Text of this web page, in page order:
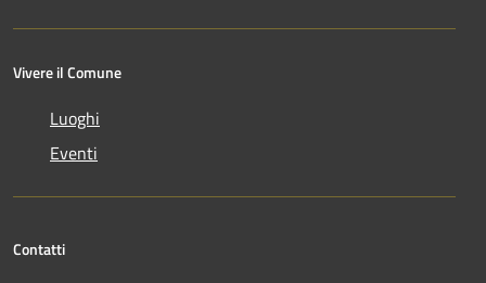
Vivere il Comune
Luoghi
Eventi
Contatti